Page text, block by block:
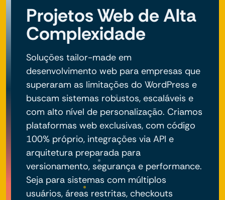
Projetos Web de Alta
Complexidade
Soluções tailor-made em
desenvolvimento web para empresas que
superaram as limitações do WordPress e
buscam sistemas robustos, escaláveis e
com alto nível de personalização. Criamos
plataformas web exclusivas, com código
100% próprio, integrações via API e
arquitetura preparada para
versionamento, segurança e performance.
Seja para sistemas com múltiplos
usuários, áreas restritas, checkouts